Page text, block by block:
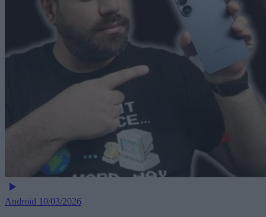
Android 10/03/2026